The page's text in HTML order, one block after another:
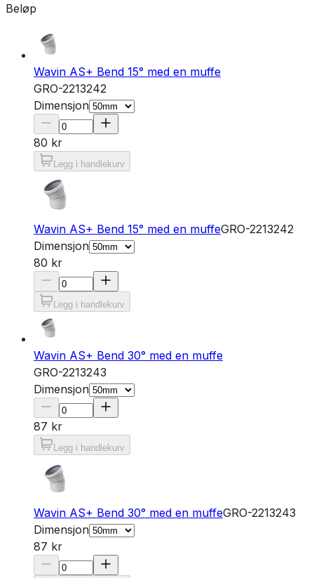
Beløp
Wavin AS+ Bend 15° med en muffe
GRO-2213242
Dimensjon
80 kr
Legg i handlekurv
Wavin AS+ Bend 15° med en muffeGRO-2213242
Dimensjon
80 kr
Legg i handlekurv
Wavin AS+ Bend 30° med en muffe
GRO-2213243
Dimensjon
87 kr
Legg i handlekurv
Wavin AS+ Bend 30° med en muffeGRO-2213243
Dimensjon
87 kr